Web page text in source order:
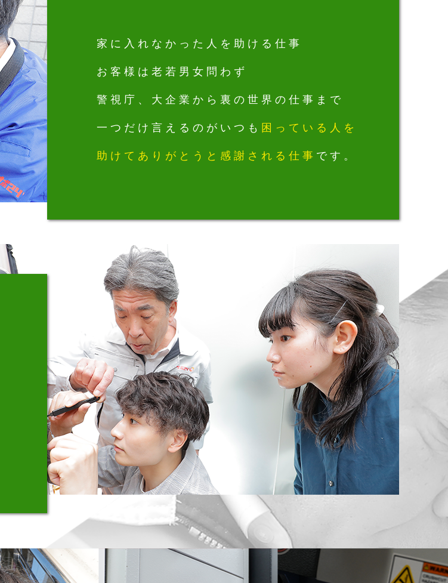
家に入れなかった人を助ける仕事
お客様は老若男女問わず
警視庁、大企業から裏の世界の仕事まで
一つだけ言えるのがいつも 困っている人を
助けてありがとうと感謝される仕事 です。